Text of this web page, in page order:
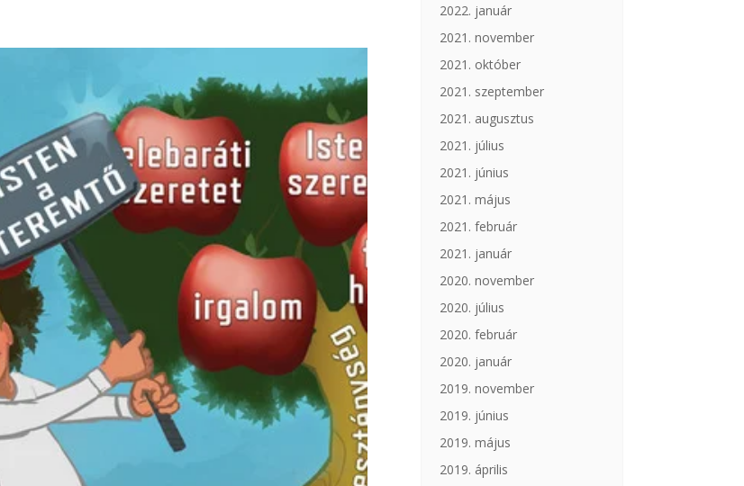
2022. január
2021. november
2021. október
2021. szeptember
2021. augusztus
2021. július
2021. június
2021. május
2021. február
2021. január
2020. november
2020. július
2020. február
2020. január
2019. november
2019. június
2019. május
2019. április